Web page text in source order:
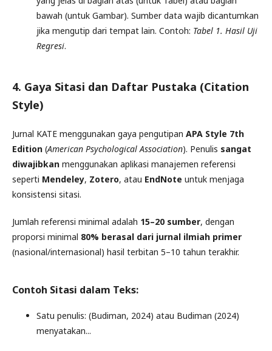
bawah (untuk Gambar). Sumber data wajib dicantumkan
jika mengutip dari tempat lain. Contoh: Tabel 1. Hasil Uji
Regresi.
4. Gaya Sitasi dan Daftar Pustaka (Citation
Style)
Jurnal KATE menggunakan gaya pengutipan APA Style 7th
Edition (American Psychological Association). Penulis sangat
diwajibkan menggunakan aplikasi manajemen referensi
seperti Mendeley, Zotero, atau EndNote untuk menjaga
konsistensi sitasi.
Jumlah referensi minimal adalah 15–20 sumber, dengan
proporsi minimal 80% berasal dari jurnal ilmiah primer
(nasional/internasional) hasil terbitan 5–10 tahun terakhir.
Contoh Sitasi dalam Teks:
Satu penulis: (Budiman, 2024) atau Budiman (2024)
menyatakan...